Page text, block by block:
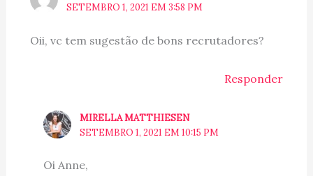
SETEMBRO 1, 2021 EM 3:58 PM
Oii, vc tem sugestão de bons recrutadores?
Responder
MIRELLA MATTHIESEN
SETEMBRO 1, 2021 EM 10:15 PM
Oi Anne,